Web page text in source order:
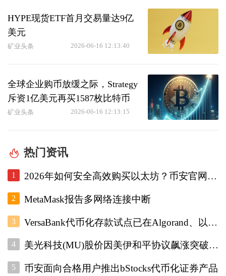
HYPE现货ETF首月交易量达9亿
美元
矿业头条 2026-06-16 12:13:40
全球企业购币放缓之际，Strategy
斥资1亿美元再买1587枚比特币
矿业头条 2026-06-16 12:13:15
热门资讯
1 2026年如何安全高效购买以太坊？币安官网注册+欧易入口双平台对比指南
2 MetaMask报告多网络连接中断
3 VersaBank代币化存款试点已在Algorand、以太坊和Stellar上运行
4 美光科技(MU)股价因美伊和平协议飙涨突破1000美元
5 币安面向合格用户推出bStocks代币化证券产品